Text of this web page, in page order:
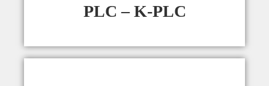
PLC – K-PLC